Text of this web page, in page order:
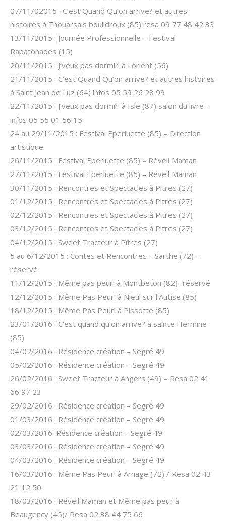
07/11/02015 : C’est Quand Qu’on arrive? et autres
histoires à Thouarsais bouildroux (85) resa 09 77 48 42 33
13/11/2015 : Journée Professionnelle – Festival
Rapatonades (15)
20/11/2015 : J’veux pas dormir! à Lorient (56)
21/11/2015 : C’est Quand Qu’on arrive? et autres histoires
à Saint Jean de Luz (64) infos 05 59 26 28 99
22/11/2015 : J’veux pas dormir! à Isle (87) salon du livre –
infos 05 55 01 56 15
24 au 29/11/2015 : Festival Eperluette (85) – Direction
artistique
26/11/2015 : Festival Eperluette (85) – Réveil Maman
27/11/2015 : Festival Eperluette (85) – Réveil Maman
30/11/2015 : Rencontres et Spectacles à Pitres (27)
01/12/2015 : Rencontres et Spectacles à Pitres (27)
02/12/2015 : Rencontres et Spectacles à Pitres (27)
03/12/2015 : Rencontres et Spectacles à Pitres (27)
04/12/2015 : Sweet Tracteur à Pîtres (27)
5 au 6/12/2015 : Contes et Rencontres – Sarthe (72) –
réservé
11/12/2015 : Même pas peur! à Montbeton (82)- réservé
12/12/2015 : Même Pas Peur! à Nieul sur l’Autise (85)
18/12/2015 : Même Pas Peur! à Pissotte (85)
23/01/2016 : C’est quand qu’on arrive? à sainte Hermine
(85)
04/02/2016 : Résidence création – Segré 49
05/02/2016 : Résidence création – Segré 49
26/02/2016 : Sweet Tracteur à Angers (49) – Resa 02 41
66 97 23
29/02/2016 : Résidence création – Segré 49
01/03/2016 : Résidence création – Segré 49
02/03/2016: Résidence création – Segré 49
03/03/2016 : Résidence création – Segré 49
04/03/2016 : Résidence création – Segré 49
16/03/2016 : Même Pas Peur! à Arnage (72) / Resa 02 43
21 12 50
18/03/2016 : Réveil Maman et Même pas peur à
Beaugency (45)/ Resa 02 38 44 75 66